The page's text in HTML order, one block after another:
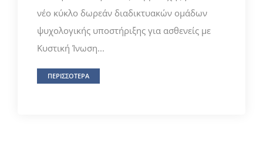
νέο κύκλο δωρεάν διαδικτυακών ομάδων
ψυχολογικής υποστήριξης για ασθενείς με
Κυστική Ίνωση...
ΠΕΡΙΣΣΟΤΕΡΑ